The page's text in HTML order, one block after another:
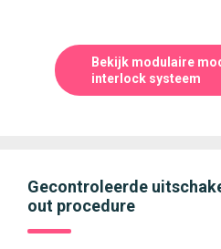
Bekijk modulaire
interlock systeem
Gecontroleerde
out procedure